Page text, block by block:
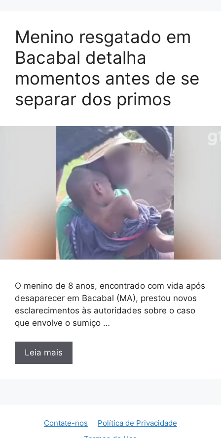
Menino resgatado em
Bacabal detalha
momentos antes de se
separar dos primos
O menino de 8 anos, encontrado com vida após
desaparecer em Bacabal (MA), prestou novos
esclarecimentos às autoridades sobre o caso
que envolve o sumiço …
Leia mais
Contate-nos
Política de Privacidade